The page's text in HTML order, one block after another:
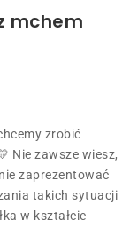
mchem
zrobić
Nie zawsze wiesz,
zaprezentować
takich sytuacji
w kształcie